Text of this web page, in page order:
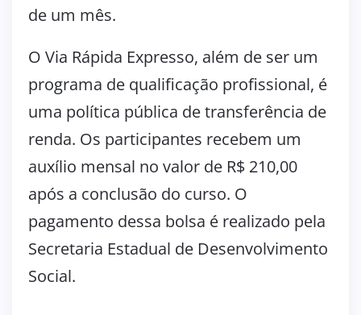
de um mês.
O Via Rápida Expresso, além de ser um
programa de qualificação profissional, é
uma política pública de transferência de
renda. Os participantes recebem um
auxílio mensal no valor de R$ 210,00
após a conclusão do curso. O
pagamento dessa bolsa é realizado pela
Secretaria Estadual de Desenvolvimento
Social.